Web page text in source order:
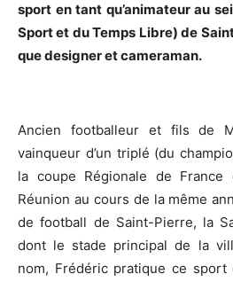
sport en tant qu’animateur au
Sport et du Temps Libre) de
que designer et cameraman.
Ancien footballeur et fils de
vainqueur d’un triplé (du
la coupe Régionale de
Réunion au cours de la même
de football de Saint-Pierre, la
dont le stade principal de la
nom, Frédéric pratique ce